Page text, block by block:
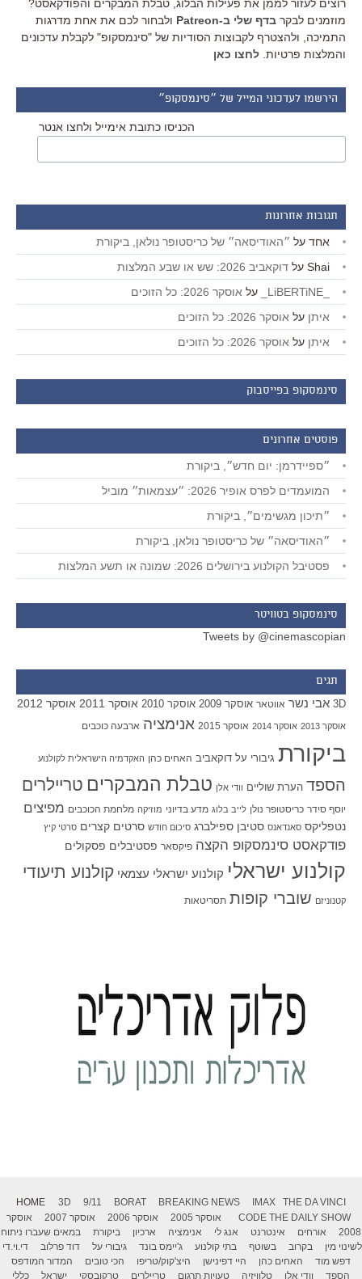
רוצים לעזור לממן את פעילות הבלוג, טבלת המבקרים והפודקאסט?
מוזמנים לבקר בדף שלי ב-Patreon
ולבחור לכם את אחת מדרגות
התמיכה, ולהצטרף לקבוצות הסודיות של "סינמסקופ" לקבלת עדכונים
והמלצות פרטיות. לחצו כאן
הירשמו לעדכוני המייל של ״סינמסקופ״
הכניסו כתובת אימייל ולחצו אנטר
תגובות אחרונות
אחד על ״האודיסאה״ של כריסטופר נולאן, ביקורת
Shai על דוקאביב 2026: שש או שבע המלצות
על אוסקר 2026: כל הזוכים
איתן על אוסקר 2026: כל הזוכים
איתן על אוסקר 2026: כל הזוכים
סינמסקופ בפייסבוק
פוסטים אחרונים
״ספיידרמן: יום חדש״, ביקורת
המועמדים לפרס אופיר 2026: ״עצמאות״ מוביל
״תיכון מגשימים״, ביקורת
״האודיסאה״ של כריסטופר נולאן, ביקורת
פסטיבל הקולנוע בירושלים 2026: שמונה או תשע המלצות
סינמסקופ בטוויטר
Tweets by @cinemascopian
תגים
3D אבי נשר אווטאר אוסקר 2009 אוסקר 2010 אוסקר 2011 אוסקר 2012
אוסקר 2013 אוסקר 2014 אוסקר 2015 אנימציה ארבעה כוכבים
ביקורת גיבורי על דוקאביב האחים כהן האקדמיה הישראלית לקולנוע
הספד הערת שוליים וודי אלן טבלת המבקרים טריילרים
יוסף סידר כריסטופר נולן לייב בלוג מדע בדיוני מוזיקה מלחמת הכוכבים מפיצים
נטפליקס סאנדאנס סטיבן ספילברג סיכום חודש סרטים קצרים סרטי קיץ
פודקאסט סינמסקופ הקצה פיקסאר פסטיבלים פסקולים
קולנוע ישראלי קולנוע ישראלי עצמאי קולנוע תיעודי
קטנוניזם שוברי קופות תסריטאות
HOME 3D 9/11 BORAT BREAKING NEWS IMAX
THE DA VINCI
CODE THE DAILY SHOW אוסקר 2005 אוסקר 2006 אוסקר 2007
אוסקר
2008
אורחים אינטרנט אנג לי אנימציה ארכיון ביקורת
במאים שעברו ניתוח
לשינוי מין
בקרוב בשוטף בתי קולנוע ג'יימס בונד גיבורי על דוד פרלוב
די.וי.די
דפש מוד
האחים כהן היי דפינישן היצ'קוק/טריפו הכי טובים
המדור המודפס
הספד
וודי אלן טלוויזיה טעויות תרגום טריילרים טרקובסקי ישראל כללי